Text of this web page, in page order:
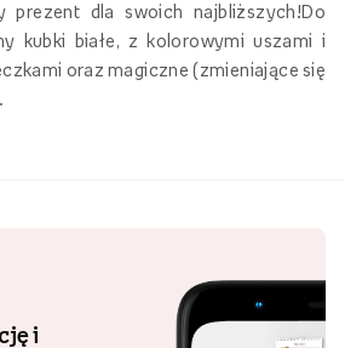
prezent dla swoich najbliższych!Do
kubki białe, z kolorowymi uszami i
oraz magiczne (zmieniające się
i